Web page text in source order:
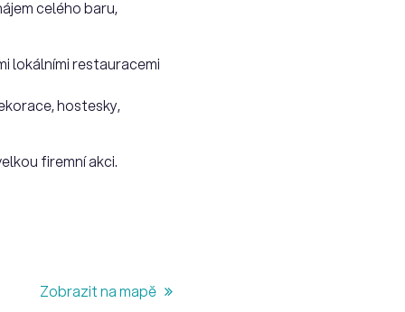
celého baru,
lokálními restauracemi
hostesky,
firemní akci.
Zobrazit na mapě